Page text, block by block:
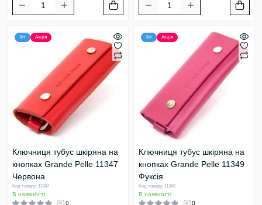
Хіт Акція
Ключниця тубус шкіряна на
кнопках Grande Pelle 11347
Червона
Код товару: 11347
В наявності
0
Хіт Акція
Ключниця тубус шкіряна на
кнопках Grande Pelle 11349
Фуксія
Код товару: 11349
В наявності
0